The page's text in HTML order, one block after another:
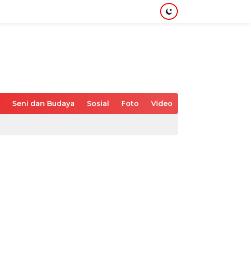
Seni dan Budaya Sosial Foto Video